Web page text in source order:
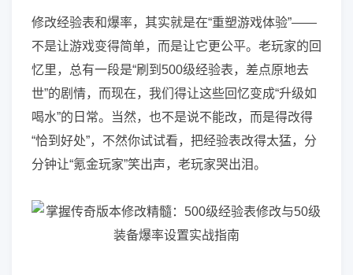
修改经验表和爆率，其实就是在“重塑游戏体验”——
不是让游戏变得简单，而是让它更公平。老玩家的回
忆里，总有一段是“刷到500级经验表，差点原地去
世”的剧情，而现在，我们得让这些回忆变成“升级如
喝水”的日常。当然，也不是说不能改，而是得改得
“恰到好处”，不然你试试看，把经验表改得太猛，分
分钟让“氪金玩家”笑出声，老玩家哭出泪。